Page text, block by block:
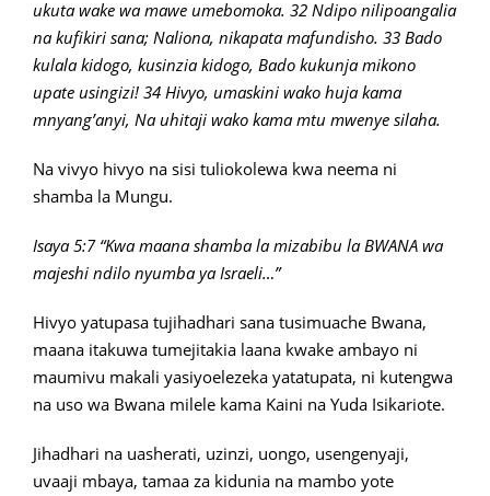
ukuta wake wa mawe umebomoka. 32 Ndipo nilipoangalia
na kufikiri sana; Naliona, nikapata mafundisho. 33 Bado
kulala kidogo, kusinzia kidogo, Bado kukunja mikono
upate usingizi! 34 Hivyo, umaskini wako huja kama
mnyang’anyi, Na uhitaji wako kama mtu mwenye silaha.
Na vivyo hivyo na sisi tuliokolewa kwa neema ni
shamba la Mungu.
Isaya 5:7 “Kwa maana shamba la mizabibu la BWANA wa
majeshi ndilo nyumba ya Israeli…”
Hivyo yatupasa tujihadhari sana tusimuache Bwana,
maana itakuwa tumejitakia laana kwake ambayo ni
maumivu makali yasiyoelezeka yatatupata, ni kutengwa
na uso wa Bwana milele kama Kaini na Yuda Isikariote.
Jihadhari na uasherati, uzinzi, uongo, usengenyaji,
uvaaji mbaya, tamaa za kidunia na mambo yote